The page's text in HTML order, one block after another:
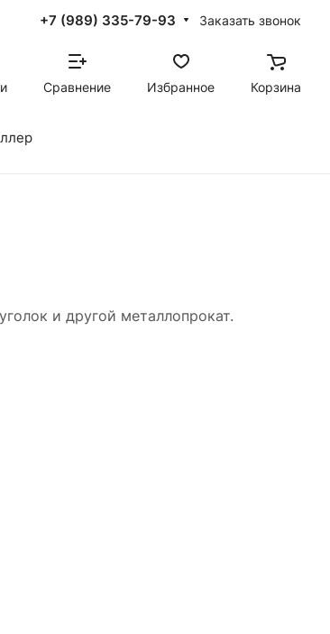
+7 (989) 335-79-93 Заказать звонок
Сравнение Избранное Корзина
и другой металлопрокат.